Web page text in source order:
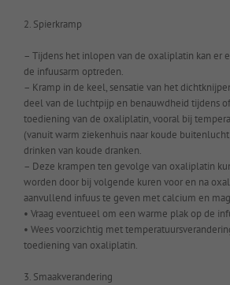
2. Spierkramp
– Tijdens het inlopen van de oxaliplatin kan er
de infuusarm optreden.
– Kramp in de keel, sensatie van het
deel van de luchtpijp en benauwdheid tijdens
toediening van de oxaliplatin, vooral bij
(vanuit warm ziekenhuis naar koude
drinken van koude dranken.
– Deze krampen ten gevolge van oxaliplatin
worden door bij volgende kuren voor en na
aanvullend infuus te geven met calcium en
• Vraag eventueel om een warme plak op de
• Wees voorzichtig met
toediening van oxaliplatin.
3. Smaakverandering